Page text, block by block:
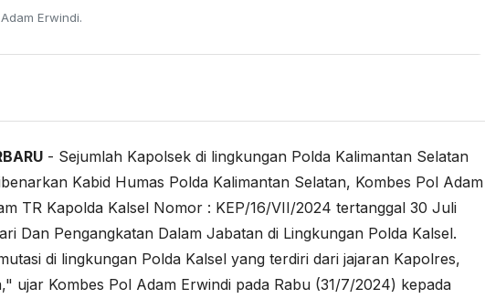
Erwindi.
- Sejumlah Kapolsek di lingkungan Polda Kalimantan Selatan
Kabid Humas Polda Kalimantan Selatan, Kombes Pol Adam
TR Kapolda Kalsel Nomor : KEP/16/VII/2024 tertanggal 30 Juli
Dan Pengangkatan Dalam Jabatan di Lingkungan Polda Kalsel.
di lingkungan Polda Kalsel yang terdiri dari jajaran Kapolres,
ujar Kombes Pol Adam Erwindi pada Rabu (31/7/2024) kepada